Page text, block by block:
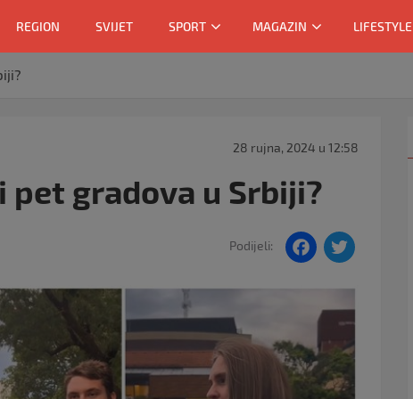
REGION SVIJET SPORT MAGAZIN LIFESTYLE
28 rujna, 2024 u 12:58
gradova u Srbiji?
Podijeli:
F
c
e
b
o